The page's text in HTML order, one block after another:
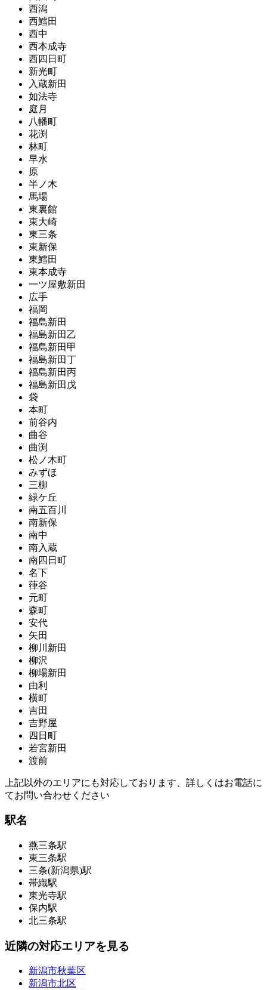
西潟
西鱈田
西中
西本成寺
西四日町
新光町
入蔵新田
如法寺
庭月
八幡町
花渕
林町
早水
原
半ノ木
馬場
東裏館
東大崎
東三条
東新保
東鱈田
東本成寺
一ツ屋敷新田
広手
福岡
福島新田
福島新田乙
福島新田甲
福島新田丁
福島新田丙
福島新田戊
袋
本町
前谷内
曲谷
曲渕
松ノ木町
みずほ
三柳
緑ケ丘
南五百川
南新保
南中
南入蔵
南四日町
名下
葎谷
元町
森町
安代
矢田
柳川新田
柳沢
柳場新田
由利
横町
吉田
吉野屋
四日町
若宮新田
渡前
上記以外のエリアにも対応しております、詳しくはお電話に
てお問い合わせください
駅名
燕三条駅
東三条駅
三条(新潟県)駅
帯織駅
東光寺駅
保内駅
北三条駅
近隣の対応エリアを見る
新潟市秋葉区
新潟市北区